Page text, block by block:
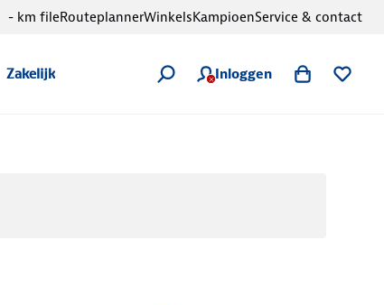
Zakelijk Inloggen
- km fileRouteplannerWinkelsKampioenService & contact